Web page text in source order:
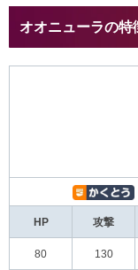
オオニューラの
HP 攻撃
80 130